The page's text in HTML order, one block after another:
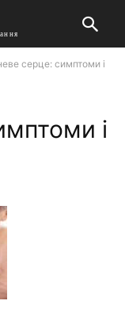
серце: симптоми і
і